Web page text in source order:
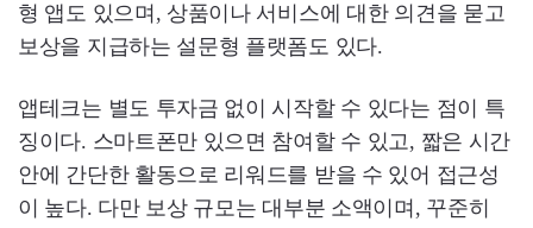
형 앱도 있으며, 상품이나 서비스에 대한 의견을 묻고
보상을 지급하는 설문형 플랫폼도 있다.
앱테크는 별도 투자금 없이 시작할 수 있다는 점이 특
징이다. 스마트폰만 있으면 참여할 수 있고, 짧은 시간
안에 간단한 활동으로 리워드를 받을 수 있어 접근성
이 높다. 다만 보상 규모는 대부분 소액이며, 꾸준히